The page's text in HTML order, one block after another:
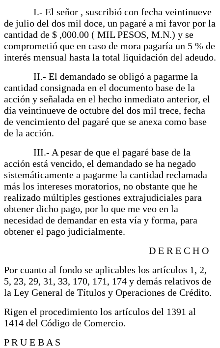
I.- El señor , suscribió con fecha veintinueve
de julio del dos mil doce, un pagaré a mi favor por la
cantidad de $ ,000.00 ( MIL PESOS, M.N.) y se
comprometió que en caso de mora pagaría un 5 % de
interés mensual hasta la total liquidación del adeudo.
II.- El demandado se obligó a pagarme la
cantidad consignada en el documento base de la
acción y señalada en el hecho inmediato anterior, el
día veintinueve de octubre del dos mil trece, fecha
de vencimiento del pagaré que se anexa como base
de la acción.
III.- A pesar de que el pagaré base de la
acción está vencido, el demandado se ha negado
sistemáticamente a pagarme la cantidad reclamada
más los intereses moratorios, no obstante que he
realizado múltiples gestiones extrajudiciales para
obtener dicho pago, por lo que me veo en la
necesidad de demandar en esta vía y forma, para
obtener el pago judicialmente.
D E R E C H O
Por cuanto al fondo se aplicables los artículos 1, 2,
5, 23, 29, 31, 33, 170, 171, 174 y demás relativos de
la Ley General de Títulos y Operaciones de Crédito.
Rigen el procedimiento los artículos del 1391 al
1414 del Código de Comercio.
P R U E B A S